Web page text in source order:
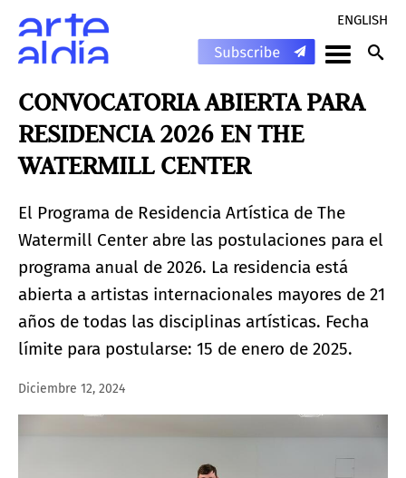
ENGLISH
CONVOCATORIA ABIERTA PARA
RESIDENCIA 2026 EN THE
WATERMILL CENTER
El Programa de Residencia Artística de The
Watermill Center abre las postulaciones para el
programa anual de 2026. La residencia está
abierta a artistas internacionales mayores de 21
años de todas las disciplinas artísticas. Fecha
límite para postularse: 15 de enero de 2025.
Diciembre 12, 2024